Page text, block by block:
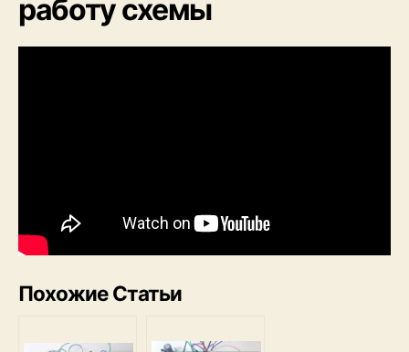
работу схемы
Похожие Статьи